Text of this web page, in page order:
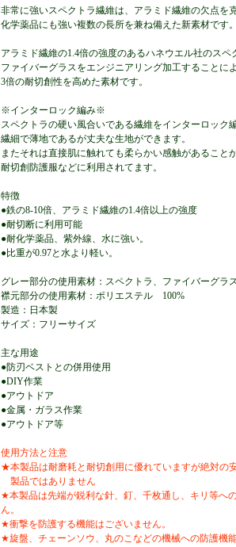
非常に強いスペクトラ繊維は、アラミド繊維の欠点を
化学薬品にも強い複数の長所を兼ね備えた新素材です。
アラミド繊維の1.4倍の強度のあるハネウエル社のスペ
ファイバーグラスをエンジニアリング加工することに
3倍の耐切創性を高めた素材です。
※インターロック編み※
スペクトラの硬い風合いである繊維をインターロック
繊細で薄地であるが丈夫な生地ができます。
またそれは直接肌に触れても柔らかい感触があること
耐切創防護服などに利用されてます。
特徴
●鉄の8-10倍、アラミド繊維の1.4倍以上の強度
●耐切断に利用可能
●耐化学薬品、紫外線、水に強い。
●比重が0.97と水より軽い。
グレー部分の使用素材：スペクトラ、ファイバーグラ
襟元部分の使用素材：ポリエステル 100%
製造：日本製
サイズ：フリーサイズ
主な用途
●防刃ベストとの併用使用
●DIY作業
●アウトドア
●金属・ガラス作業
●アウトドア等
使用方法と注意
★本製品は耐磨耗と耐切創用に優れていますが絶対の
製品ではありません
★本製品は先端が鋭利な針、釘、千枚通し、キリ等へ
ん。
★衝撃を防護する機能はございません。
★旋盤、チェーンソウ、丸のこなどの機械への防護機能